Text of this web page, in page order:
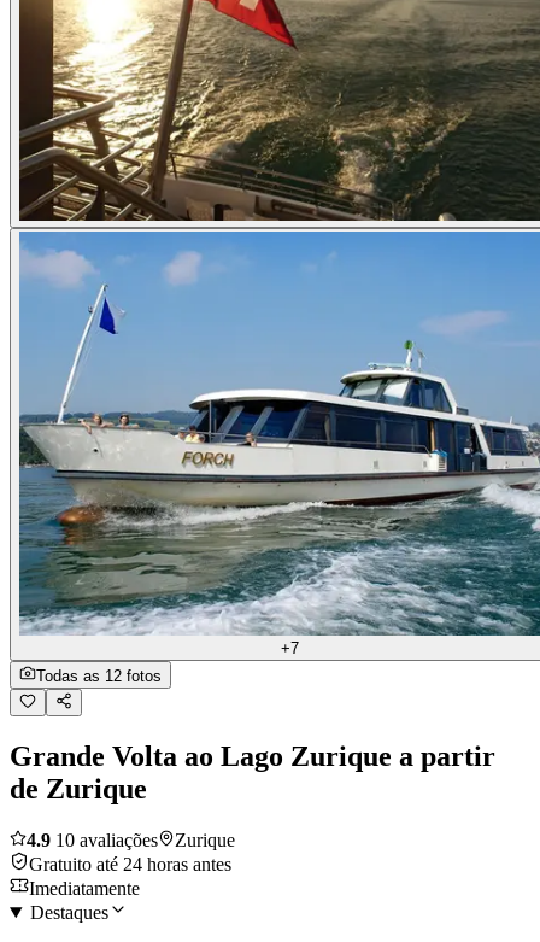
+7
Todas as 12 fotos
Grande Volta ao Lago Zurique a partir
de Zurique
4.9 10 avaliações
Zurique
Gratuito até 24 horas antes
Imediatamente
Destaques